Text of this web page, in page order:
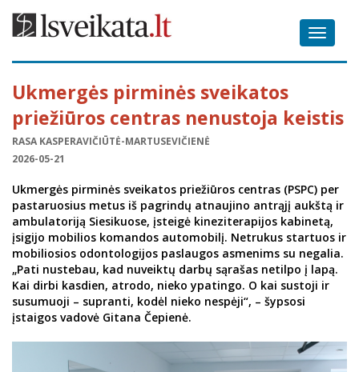
Toggle
Ukmergės pirminės sveikatos
priežiūros centras nenustoja keistis
RASA KASPERAVIČIŪTĖ-MARTUSEVIČIENĖ
2026-05-21
Ukmergės pirminės sveikatos priežiūros centras (PSPC) per
pastaruosius metus iš pagrindų atnaujino antrąjį aukštą ir
ambulatoriją Siesikuose, įsteigė kineziterapijos kabinetą,
įsigijo mobilios komandos automobilį. Netrukus startuos ir
mobiliosios odontologijos paslaugos asmenims su negalia.
„Pati nustebau, kad nuveiktų darbų sąrašas netilpo į lapą.
Kai dirbi kasdien, atrodo, nieko ypatingo. O kai sustoji ir
susumuoji – supranti, kodėl nieko nespėji“, – šypsosi
įstaigos vadovė Gitana Čepienė.